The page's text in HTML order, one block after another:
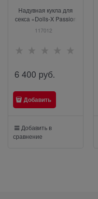
Надувная кукла для
секса «Dolls-X Passion
№3» Olivia с
117012
6 400 руб.
Добавить
Добавить в
сравнение